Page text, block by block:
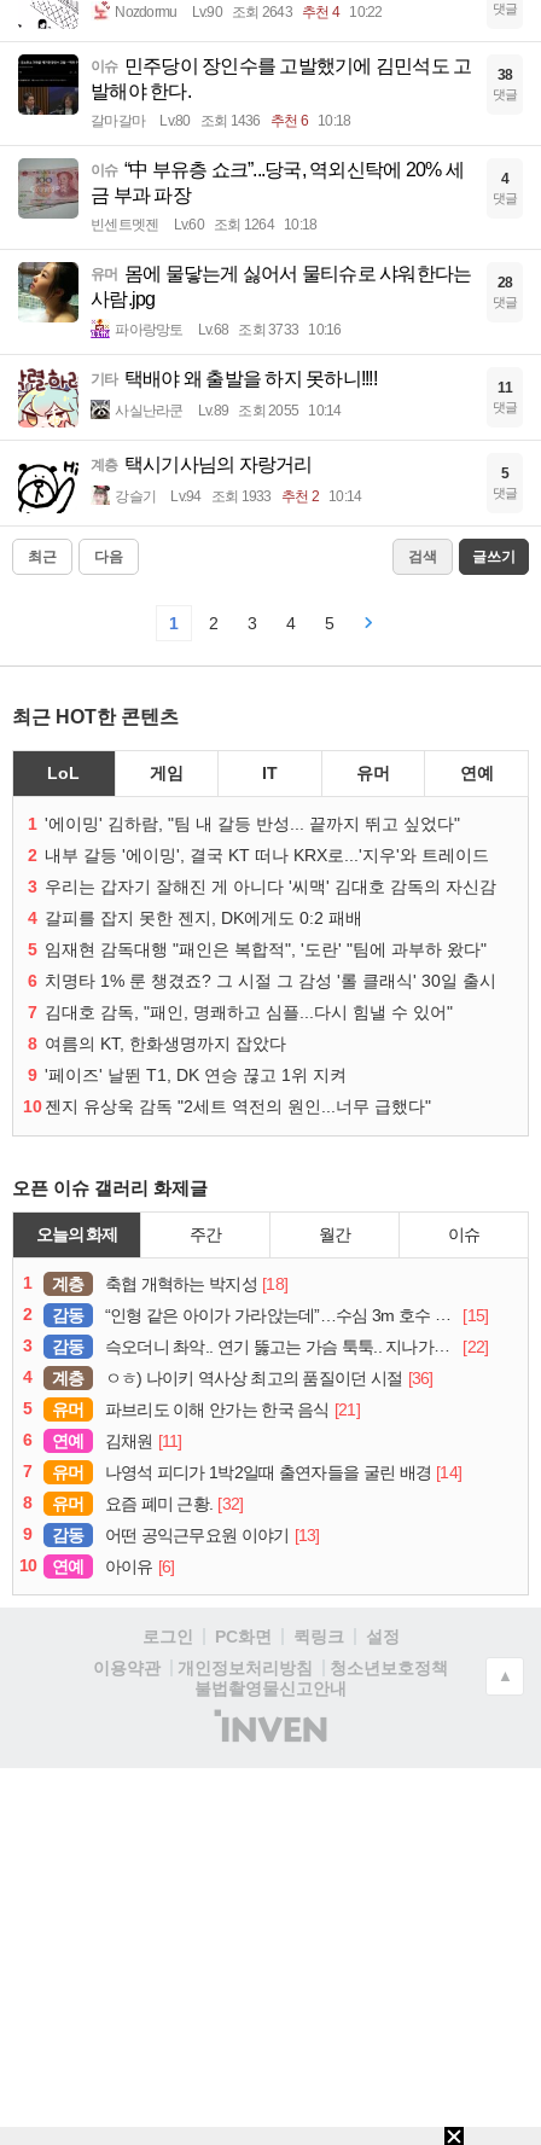
Nozdormu Lv.90 조회 2643 추천 4 10:22 댓글
이슈 민주당이 장인수를 고발했기에 김민석도 고
발해야 한다.
갈마갈마 Lv.80 조회 1436 추천 6 10:18
38
댓글
이슈 “中 부유층 쇼크”...당국, 역외신탁에 20% 세
금 부과 파장
빈센트멧젠 Lv.60 조회 1264 10:18
4
댓글
유머 몸에 물닿는게 싫어서 물티슈로 샤워한다는
사람.jpg
파아랑망토 Lv.68 조회 3733 10:16
28
댓글
기타 택배야 왜 출발을 하지 못하니!!!!
사실난라쿤 Lv.89 조회 2055 10:14
11
댓글
계층 택시기사님의 자랑거리
강슬기 Lv.94 조회 1933 추천 2 10:14
5
댓글
최근 다음 검색 글쓰기
1 2 3 4 5
최근 HOT한 콘텐츠
LoL 게임 IT 유머 연예
1 '에이밍' 김하람, "팀 내 갈등 반성... 끝까지 뛰고 싶었다"
2 내부 갈등 '에이밍', 결국 KT 떠나 KRX로...'지우'와 트레이드
3 우리는 갑자기 잘해진 게 아니다 '씨맥' 김대호 감독의 자신감
4 갈피를 잡지 못한 젠지, DK에게도 0:2 패배
5 임재현 감독대행 "패인은 복합적", '도란' "팀에 과부하 왔다"
6 치명타 1% 룬 챙겼죠? 그 시절 그 감성 '롤 클래식' 30일 출시
7 김대호 감독, "패인, 명쾌하고 심플...다시 힘낼 수 있어"
8 여름의 KT, 한화생명까지 잡았다
9 '페이즈' 날뛴 T1, DK 연승 끊고 1위 지켜
10젠지 유상욱 감독 "2세트 역전의 원인...너무 급했다"
오픈 이슈 갤러리 화제글
오늘의 화제 주간 월간 이슈
1 계층 축협 개혁하는 박지성 [18]
2
감동 “인형 같은 아이가 가라앉는데”…수심 3m 호수 뛰어든 60대 의인
[15]
3
감동 슥오더니 촤악.. 연기 뚫고는 가슴 툭툭.. 지나가던 아재의 정체
[22]
4
계층 ㅇㅎ) 나이키 역사상 최고의 품질이던 시절 [36]
5
유머 파브리도 이해 안가는 한국 음식 [21]
6
연예 김채원 [11]
7
유머 나영석 피디가 1박2일때 출연자들을 굴린 배경 [14]
8
유머 요즘 폐미 근황. [32]
9
감동 어떤 공익근무요원 이야기 [13]
10
연예 아이유 [6]
로그인 PC화면 퀵링크
설정
이용약관
개인정보처리방침
청소년보호정책
불법촬영물신고안내
(주)
인
▲